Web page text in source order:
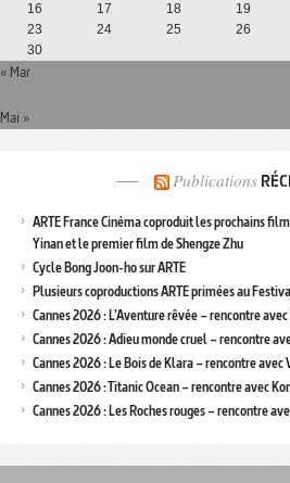
16
17 18 19
23
24 25 26
30
« Mar
Mai »
Publications
ARTE France Cinéma coproduit les prochains
Yinan et le premier film de Shengze Zhu
Cycle Bong Joon-ho sur ARTE
Plusieurs coproductions ARTE primées au
Cannes 2026 : L’Aventure rêvée – rencontre
Cannes 2026 : Adieu monde cruel – rencontre
Cannes 2026 : Le Bois de Klara – rencontre
Cannes 2026 : Titanic Ocean – rencontre avec
Cannes 2026 : Les Roches rouges – rencontre